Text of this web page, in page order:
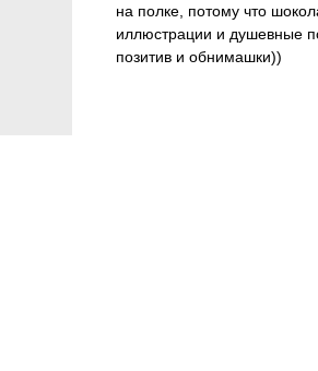
на полке, потому что
иллюстрации и душевные
позитив и обнимашки))